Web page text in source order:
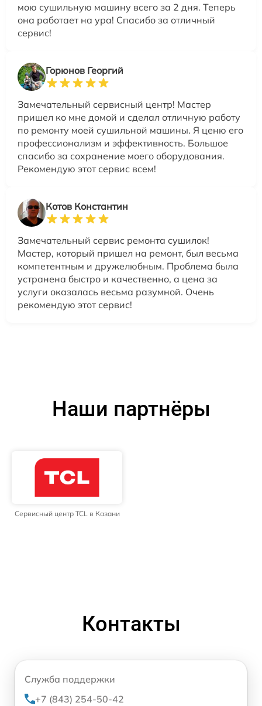
мою сушильную машину всего за 2 дня. Теперь
она работает на ура! Спасибо за отличный
сервис!
Горюнов Георгий
Замечательный сервисный центр! Мастер
пришел ко мне домой и сделал отличную работу
по ремонту моей сушильной машины. Я ценю его
профессионализм и эффективность. Большое
спасибо за сохранение моего оборудования.
Рекомендую этот сервис всем!
Котов Константин
Замечательный сервис ремонта сушилок!
Мастер, который пришел на ремонт, был весьма
компетентным и дружелюбным. Проблема была
устранена быстро и качественно, а цена за
услуги оказалась весьма разумной. Очень
рекомендую этот сервис!
Наши партнёры
Сервисный центр TCL в Казани
Контакты
Служба поддержки
+7 (843) 254-50-42